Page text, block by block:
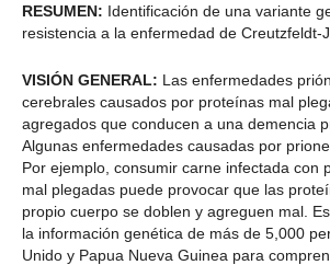
RESUMEN: Identificación de una variante
resistencia a la enfermedad de Creutzfeldt-
VISIÓN GENERAL: Las enfermedades
cerebrales causados por proteínas mal
agregados que conducen a una demencia
Algunas enfermedades causadas por
Por ejemplo, consumir carne infectada con
mal plegadas puede provocar que las
propio cuerpo se doblen y agreguen mal.
la información genética de más de 5,000
Unido y Papua Nueva Guinea para